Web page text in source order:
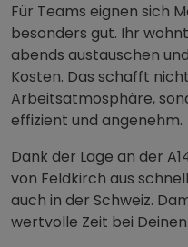
Für Teams eignen sich
besonders gut. Ihr
abends austauschen
Kosten. Das schafft
Arbeitsatmosphäre,
effizient und angenehm.
Dank der Lage an der
von Feldkirch aus
auch in der Schweiz.
wertvolle Zeit bei